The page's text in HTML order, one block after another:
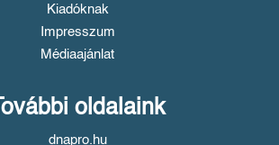
Kiadóknak
Impresszum
Médiaajánlat
További oldalaink
dnapro.hu